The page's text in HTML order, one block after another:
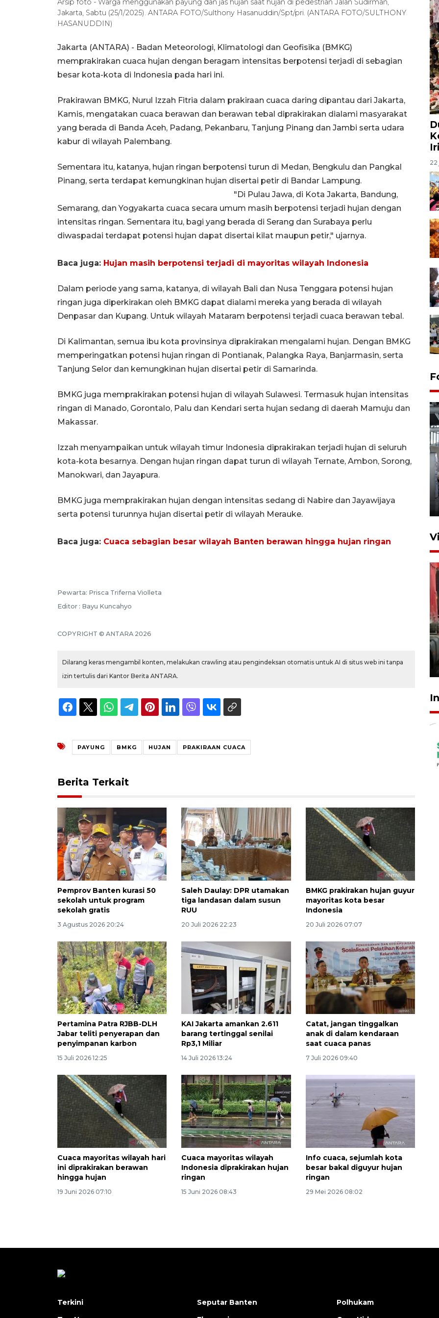
Arsip foto - Warga menggunakan payung dan jas hujan saat hujan di pedestrian Jalan Sudirman,
Jakarta, Sabtu (25/1/2025). ANTARA FOTO/Sulthony Hasanuddin/Spt/pri. (ANTARA FOTO/SULTHONY
HASANUDDIN)
Jakarta (ANTARA) - Badan Meteorologi, Klimatologi dan Geofisika (BMKG)
memprakirakan cuaca hujan dengan beragam intensitas berpotensi terjadi di sebagian
besar kota-kota di Indonesia pada hari ini.
Prakirawan BMKG, Nurul Izzah Fitria dalam prakiraan cuaca daring dipantau dari Jakarta,
Kamis, mengatakan cuaca berawan dan berawan tebal diprakirakan dialami masyarakat
yang berada di Banda Aceh, Padang, Pekanbaru, Tanjung Pinang dan Jambi serta udara
kabur di wilayah Palembang.
Sementara itu, katanya, hujan ringan berpotensi turun di Medan, Bengkulu dan Pangkal
Pinang, serta terdapat kemungkinan hujan disertai petir di Bandar Lampung.
"Di Pulau Jawa, di Kota Jakarta, Bandung,
Semarang, dan Yogyakarta cuaca secara umum masih berpotensi terjadi hujan dengan
intensitas ringan. Sementara itu, bagi yang berada di Serang dan Surabaya perlu
diwaspadai terdapat potensi hujan dapat disertai kilat maupun petir," ujarnya.
Baca juga: Hujan masih berpotensi terjadi di mayoritas wilayah Indonesia
Dalam periode yang sama, katanya, di wilayah Bali dan Nusa Tenggara potensi hujan
ringan juga diperkirakan oleh BMKG dapat dialami mereka yang berada di wilayah
Denpasar dan Kupang. Untuk wilayah Mataram berpotensi terjadi cuaca berawan tebal.
Di Kalimantan, semua ibu kota provinsinya diprakirakan mengalami hujan. Dengan BMKG
memperingatkan potensi hujan ringan di Pontianak, Palangka Raya, Banjarmasin, serta
Tanjung Selor dan kemungkinan hujan disertai petir di Samarinda.
BMKG juga memprakirakan potensi hujan di wilayah Sulawesi. Termasuk hujan intensitas
ringan di Manado, Gorontalo, Palu dan Kendari serta hujan sedang di daerah Mamuju dan
Makassar.
Izzah menyampaikan untuk wilayah timur Indonesia diprakirakan terjadi hujan di seluruh
kota-kota besarnya. Dengan hujan ringan dapat turun di wilayah Ternate, Ambon, Sorong,
Manokwari, dan Jayapura.
BMKG juga memprakirakan hujan dengan intensitas sedang di Nabire dan Jayawijaya
serta potensi turunnya hujan disertai petir di wilayah Merauke.
Baca juga: Cuaca sebagian besar wilayah Banten berawan hingga hujan ringan
Pewarta: Prisca Triferna Violleta
Editor : Bayu Kuncahyo
COPYRIGHT © ANTARA 2026
Dilarang keras mengambil konten, melakukan crawling atau pengindeksan otomatis untuk AI di situs web ini tanpa
izin tertulis dari Kantor Berita ANTARA.
PAYUNG BMKG HUJAN PRAKIRAAN CUACA
Berita Terkait
Pemprov Banten kurasi 50
sekolah untuk program
sekolah gratis
3 Agustus 2026 20:24
Saleh Daulay: DPR utamakan
tiga landasan dalam susun
RUU
20 Juli 2026 22:23
BMKG prakirakan hujan guyur
mayoritas kota besar
Indonesia
20 Juli 2026 07:07
Pertamina Patra RJBB-DLH
Jabar teliti penyerapan dan
penyimpanan karbon
15 Juli 2026 12:25
KAI Jakarta amankan 2.611
barang tertinggal senilai
Rp3,1 Miliar
14 Juli 2026 13:24
Catat, jangan tinggalkan
anak di dalam kendaraan
saat cuaca panas
7 Juli 2026 09:40
Cuaca mayoritas wilayah hari
ini diprakirakan berawan
hingga hujan
19 Juni 2026 07:10
Cuaca mayoritas wilayah
Indonesia diprakirakan hujan
ringan
15 Juni 2026 08:43
Info cuaca, sejumlah kota
besar bakal diguyur hujan
ringan
29 Mei 2026 08:02
22
22 Maret 2026 21:26
31 Juli 2026 17:40
Awas penipuan berbasis AI
2026-08-07 13:45:00
Terkini
Seputar Banten
Polhukam